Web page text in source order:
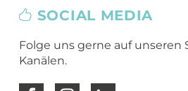
SOCIAL MEDIA
Folge uns gerne auf unseren
Kanälen.